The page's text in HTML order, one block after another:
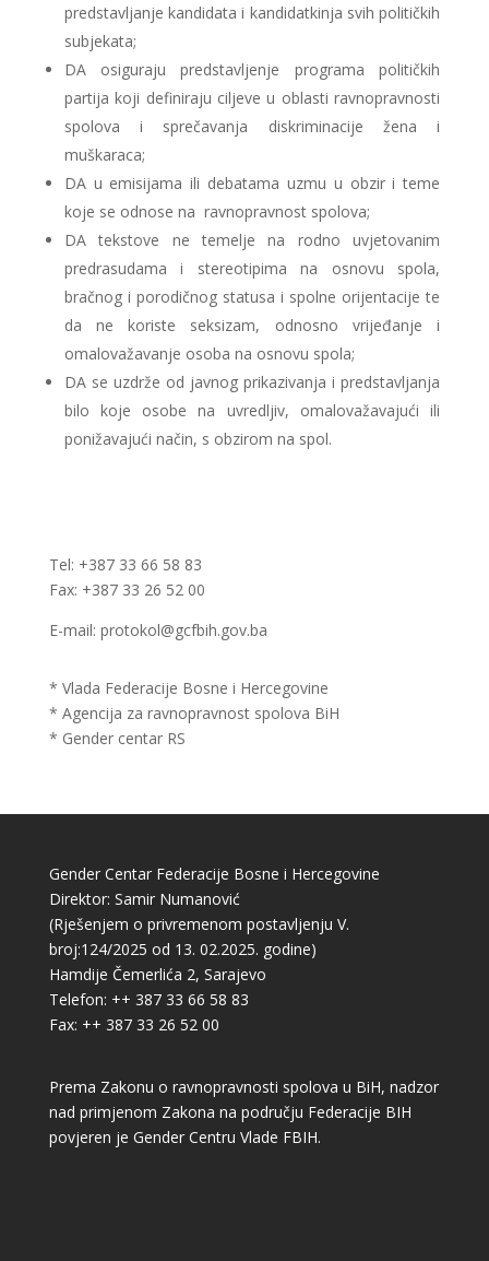
predstavljanje kandidata i kandidatkinja svih političkih
subjekata;
DA osiguraju predstavljenje programa političkih
partija koji definiraju ciljeve u oblasti ravnopravnosti
spolova i sprečavanja diskriminacije žena i
muškaraca;
DA u emisijama ili debatama uzmu u obzir i teme
koje se odnose na ravnopravnost spolova;
DA tekstove ne temelje na rodno uvjetovanim
predrasudama i stereotipima na osnovu spola,
bračnog i porodičnog statusa i spolne orijentacije te
da ne koriste seksizam, odnosno vrijeđanje i
omalovažavanje osoba na osnovu spola;
DA se uzdrže od javnog prikazivanja i predstavljanja
bilo koje osobe na uvredljiv, omalovažavajući ili
ponižavajući način, s obzirom na spol.
Tel: +387 33 66 58 83
Fax: +387 33 26 52 00
E-mail: protokol@gcfbih.gov.ba
* Vlada Federacije Bosne i Hercegovine
* Agencija za ravnopravnost spolova BiH
* Gender centar RS
Gender Centar Federacije Bosne i Hercegovine
Direktor: Samir Numanović
(Rješenjem o privremenom postavljenju V.
broj:124/2025 od 13. 02.2025. godine)
Hamdije Čemerlića 2, Sarajevo
Telefon: ++ 387 33 66 58 83
Fax: ++ 387 33 26 52 00
Prema Zakonu o ravnopravnosti spolova u BiH, nadzor
nad primjenom Zakona na području Federacije BIH
povjeren je Gender Centru Vlade FBIH.